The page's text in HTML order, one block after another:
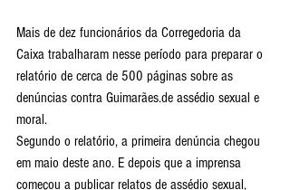
Mais de dez funcionários da Corregedoria da
Caixa trabalharam nesse período para preparar o
relatório de cerca de 500 páginas sobre as
denúncias contra Guimarães.de assédio sexual e
moral.
Segundo o relatório, a primeira denúncia chegou
em maio deste ano. E depois que a imprensa
começou a publicar relatos de assédio sexual,